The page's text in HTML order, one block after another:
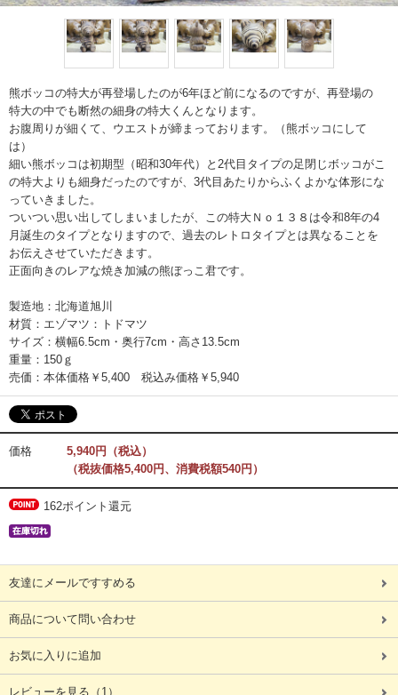
熊ボッコの特大が再登場したのが6年ほど前になるのですが、再登場の
特大の中でも断然の細身の特大くんとなります。
お腹周りが細くて、ウエストが締まっております。（熊ボッコにして
は）
細い熊ボッコは初期型（昭和30年代）と2代目タイプの足閉じボッコがこ
の特大よりも細身だったのですが、3代目あたりからふくよかな体形にな
っていきました。
ついつい思い出してしまいましたが、この特大Ｎｏ１３８は令和8年の4
月誕生のタイプとなりますので、過去のレトロタイプとは異なることを
お伝えさせていただきます。
正面向きのレアな焼き加減の熊ぼっこ君です。
製造地：北海道旭川
材質：エゾマツ：トドマツ
サイズ：横幅6.5cm・奥行7cm・高さ13.5cm
重量：150ｇ
売価：本体価格￥5,400 税込み価格￥5,940
価格
5,940円（税込）
（税抜価格5,400円、消費税額540円）
162ポイント還元
友達にメールですすめる
商品について問い合わせ
お気に入りに追加
レビューを見る （1）